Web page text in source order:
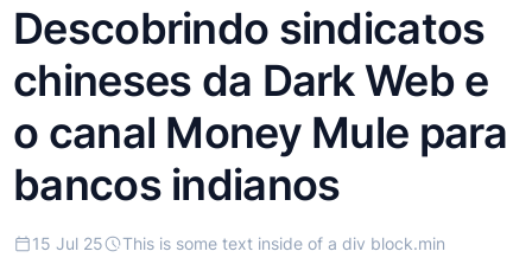
Descobrindo sindicatos
chineses da Dark Web e
o canal Money Mule para
bancos indianos
15 Jul 25 This is some text inside of a div block.min